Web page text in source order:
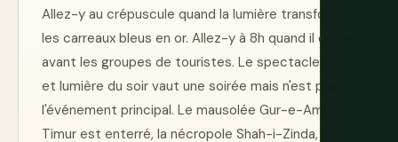
Allez-y au crépuscule quand la lumière transforme
les carreaux bleus en or. Allez-y à 8h quand il ouvre
avant les groupes de touristes. Le spectacle son
et lumière du soir vaut une soirée mais n'est pas
l'événement principal. Le mausolée Gur-e-Amir où
Timur est enterré, la nécropole Shah-i-Zinda, et